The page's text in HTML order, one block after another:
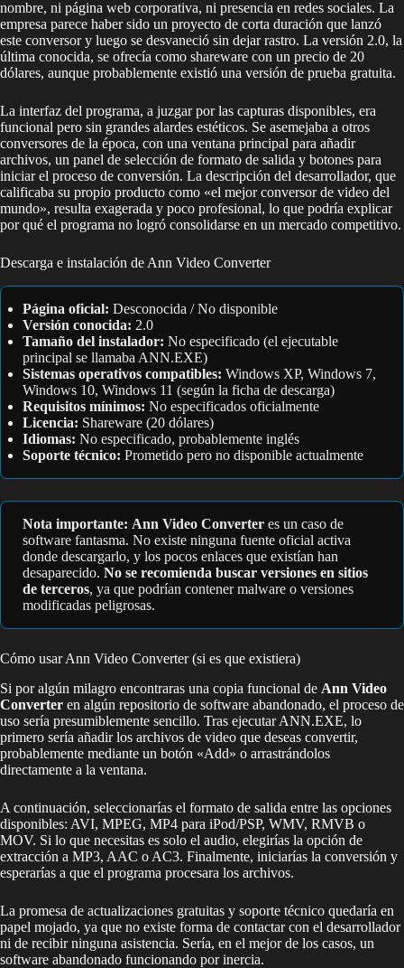
nombre, ni página web corporativa, ni presencia en redes sociales. La
empresa parece haber sido un proyecto de corta duración que lanzó
este conversor y luego se desvaneció sin dejar rastro. La versión 2.0, la
última conocida, se ofrecía como shareware con un precio de 20
dólares, aunque probablemente existió una versión de prueba gratuita.
La interfaz del programa, a juzgar por las capturas disponibles, era
funcional pero sin grandes alardes estéticos. Se asemejaba a otros
conversores de la época, con una ventana principal para añadir
archivos, un panel de selección de formato de salida y botones para
iniciar el proceso de conversión. La descripción del desarrollador, que
calificaba su propio producto como «el mejor conversor de video del
mundo», resulta exagerada y poco profesional, lo que podría explicar
por qué el programa no logró consolidarse en un mercado competitivo.
Descarga e instalación de Ann Video Converter
Página oficial: Desconocida / No disponible
Versión conocida: 2.0
Tamaño del instalador: No especificado (el ejecutable
principal se llamaba ANN.EXE)
Sistemas operativos compatibles: Windows XP, Windows 7,
Windows 10, Windows 11 (según la ficha de descarga)
Requisitos mínimos: No especificados oficialmente
Licencia: Shareware (20 dólares)
Idiomas: No especificado, probablemente inglés
Soporte técnico: Prometido pero no disponible actualmente
Nota importante: Ann Video Converter es un caso de
software fantasma. No existe ninguna fuente oficial activa
donde descargarlo, y los pocos enlaces que existían han
desaparecido. No se recomienda buscar versiones en sitios
de terceros, ya que podrían contener malware o versiones
modificadas peligrosas.
Cómo usar Ann Video Converter (si es que existiera)
Si por algún milagro encontraras una copia funcional de Ann Video
Converter en algún repositorio de software abandonado, el proceso de
uso sería presumiblemente sencillo. Tras ejecutar ANN.EXE, lo
primero sería añadir los archivos de video que deseas convertir,
probablemente mediante un botón «Add» o arrastrándolos
directamente a la ventana.
A continuación, seleccionarías el formato de salida entre las opciones
disponibles: AVI, MPEG, MP4 para iPod/PSP, WMV, RMVB o
MOV. Si lo que necesitas es solo el audio, elegirías la opción de
extracción a MP3, AAC o AC3. Finalmente, iniciarías la conversión y
esperarías a que el programa procesara los archivos.
La promesa de actualizaciones gratuitas y soporte técnico quedaría en
papel mojado, ya que no existe forma de contactar con el desarrollador
ni de recibir ninguna asistencia. Sería, en el mejor de los casos, un
software abandonado funcionando por inercia.